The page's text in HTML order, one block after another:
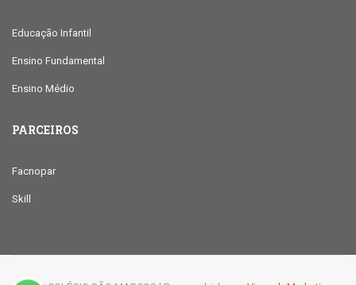
Educação Infantil
Ensino Fundamental
Ensino Médio
PARCEIROS
Facnopar
Skill